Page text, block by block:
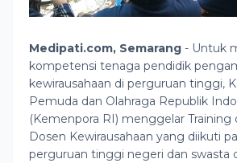
Medipati.com, Semarang - Untuk
kompetensi tenaga pendidik
kewirausahaan di perguruan tinggi,
Pemuda dan Olahraga Republik
(Kemenpora RI) menggelar Training
Dosen Kewirausahaan yang diikuti
perguruan tinggi negeri dan swasta